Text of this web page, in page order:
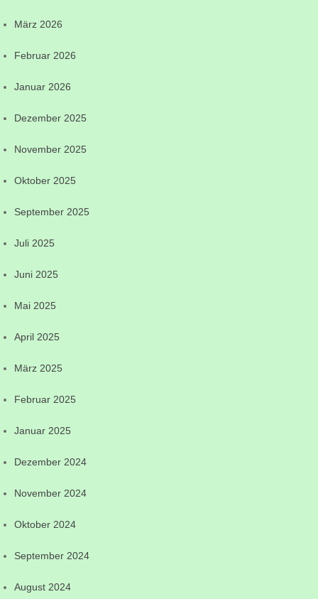
März 2026
Februar 2026
Januar 2026
Dezember 2025
November 2025
Oktober 2025
September 2025
Juli 2025
Juni 2025
Mai 2025
April 2025
März 2025
Februar 2025
Januar 2025
Dezember 2024
November 2024
Oktober 2024
September 2024
August 2024